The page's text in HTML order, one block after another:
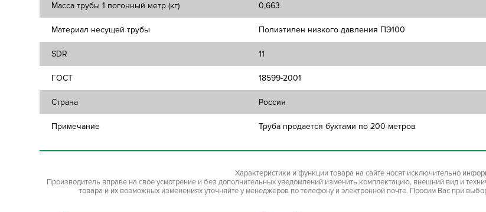
Масса трубы 1 погонный метр (кг) 0,663
Материал несущей трубы Полиэтилен низкого давления ПЭ100
SDR 11
ГОСТ 18599-2001
Страна Россия
Примечание Труба продается бухтами по 200 метров
Характеристики и функции товара на сайте носят исключительно
Производитель вправе на свое усмотрение и без дополнительных уведомлений изменить комплектацию, внешний вид и
товара и их возможных изменениях уточняйте у менеджеров по телефону и электронной почте. Просим Вас при